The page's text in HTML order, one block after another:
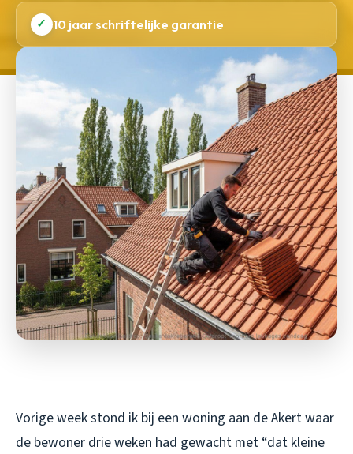
✓ 10 jaar schriftelijke garantie
Vorige week stond ik bij een woning aan de Akert waar
de bewoner drie weken had gewacht met “dat kleine